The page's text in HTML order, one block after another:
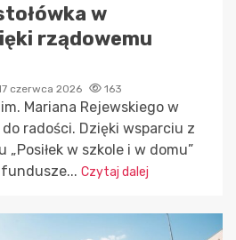
w
rządowemu
czerwca 2026 163
Mariana Rejewskiego w
radości. Dzięki wsparciu z
w szkole i w domu”
Czytaj dalej